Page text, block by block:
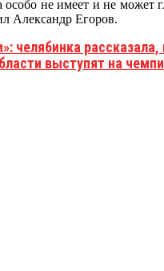
не имеет и не
Александр Егоров.
челябинка
выступят на